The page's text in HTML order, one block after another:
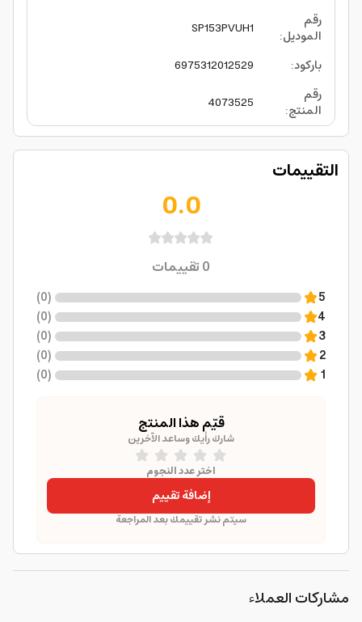
رقم
الموديل:
SP153PVUH1
باركود:
6975312012529
رقم
المنتج:
4073525
التقييمات
0.0
0تقييمات
5
(
0
)
4
(
0
)
3
(
0
)
2
(
0
)
1
(
0
)
قيّم هذا المنتج
شارك رأيك وساعد الآخرين
اختر عدد النجوم
إضافة تقييم
سيتم نشر تقييمك بعد المراجعة
مشاركات العملاء